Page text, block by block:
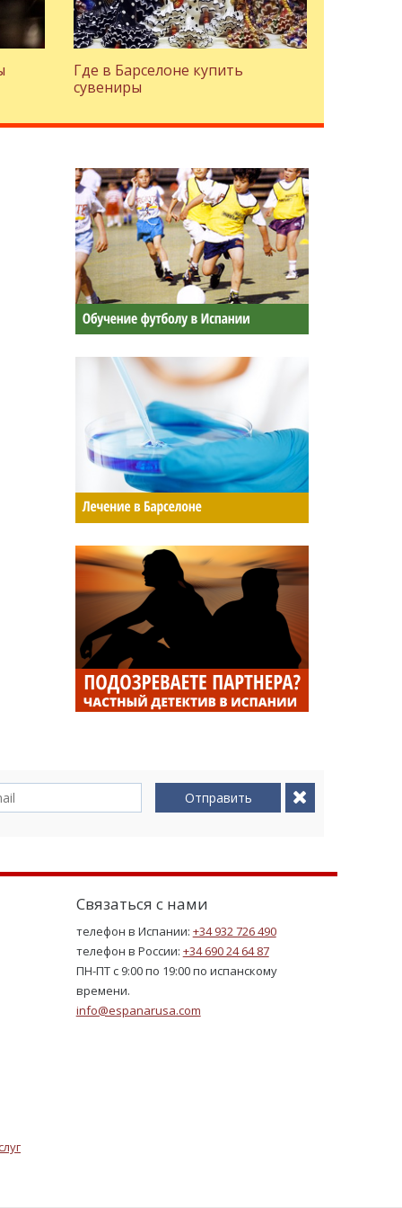
Где в Барселоне купить
сувениры
Отправить
Связаться с нами
телефон в Испании: +34 932 726 490
телефон в России: +34 690 24 64 87
ПН-ПТ с 9:00 по 19:00 по испанскому
времени.
info@espanarusa.com